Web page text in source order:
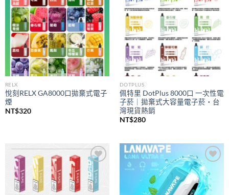
RELX
悅刻RELX GA8000口拋棄式電子
煙
NT$320
DOTPLUS
佩特里 DotPlus 8000口 一次性電
子菸｜拋棄式大容量電子菸・台
灣現貨熱銷
NT$280
Add to
wishlist
Add to
wishlist